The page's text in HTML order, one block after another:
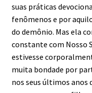
suas práticas
fenômenos e por
do demônio. Mas ela
constante com Nosso
estivesse
muita bondade por
nos seus últimos anos